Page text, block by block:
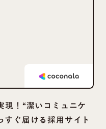
現！“潔いコミュニケ
ぐ届ける採用サイト